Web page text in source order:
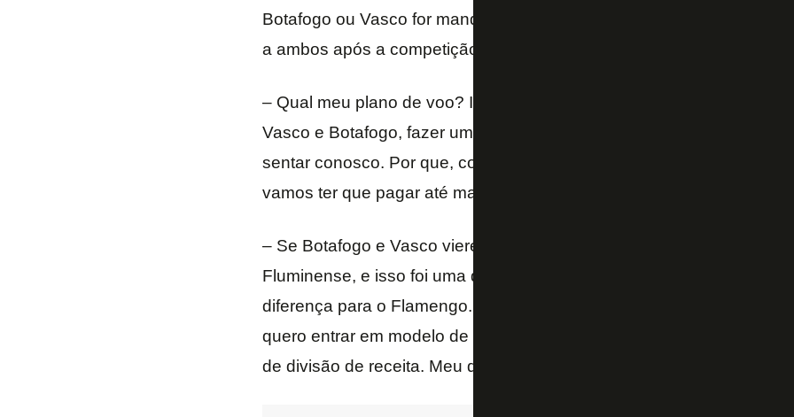
Botafogo ou Vasco for mandante da grande decisão. Assim,
a ambos após a competição.
– Qual meu plano de voo? Imediatamente, quando acabar o
Vasco e Botafogo, fazer uma oferta substancial para que fiquem
sentar conosco. Por que, com o tempo, acho que a gente está
vamos ter que pagar até mais – explicou Bruno Rodrigues.
– Se Botafogo e Vasco vierem sob as circunstâncias que tão
Fluminense, e isso foi uma divergência muita grande, Fluminense
diferença para o Flamengo. Se toparem esse modelo? Falei para os
quero entrar em modelo de divisão de receitas. Saiu muito na
de divisão de receita. Meu dinheiro é esse aqui, eles se decidem –